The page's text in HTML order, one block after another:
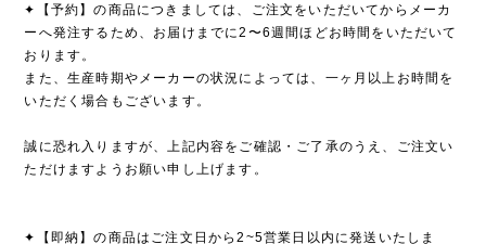
✦【予約】の商品につきましては、ご注文をいただいてからメーカ
ーへ発注するため、お届けまでに2〜6週間ほどお時間をいただいて
おります。
また、生産時期やメーカーの状況によっては、一ヶ月以上お時間を
いただく場合もございます。
誠に恐れ入りますが、上記内容をご確認・ご了承のうえ、ご注文い
ただけますようお願い申し上げます。
✦【即納】の商品はご注文日から2~5営業日以内に発送いたしま